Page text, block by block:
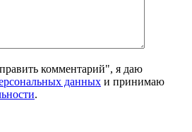
комментарий", я даю
данных и принимаю
.